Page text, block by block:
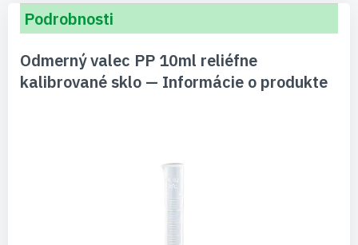
Podrobnosti
Odmerný valec PP 10ml reliéfne
kalibrované sklo — Informácie o produkte